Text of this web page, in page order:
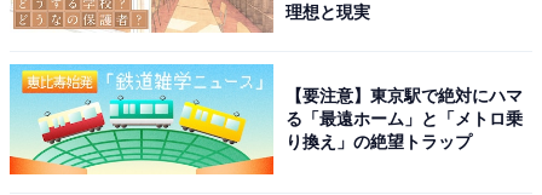
理想と現実
【要注意】東京駅で絶対にハマ
る「最遠ホーム」と「メトロ乗
り換え」の絶望トラップ